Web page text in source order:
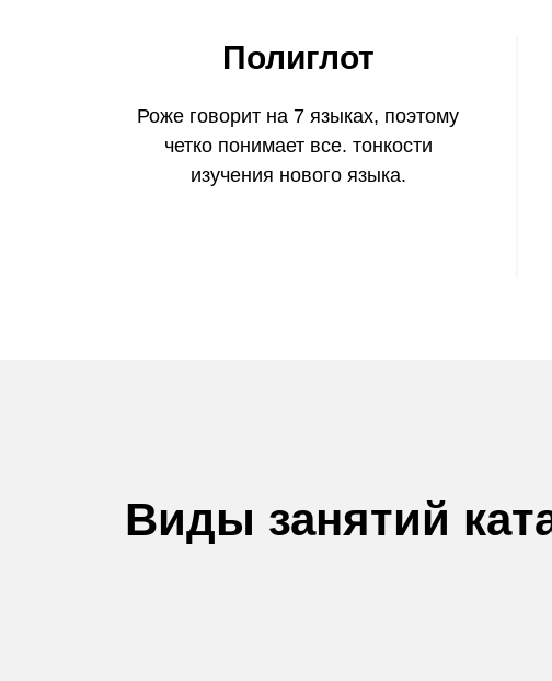
Полиглот
Роже говорит на 7 языках, поэтому
четко понимает все. тонкости
изучения нового языка.
Виды занятий